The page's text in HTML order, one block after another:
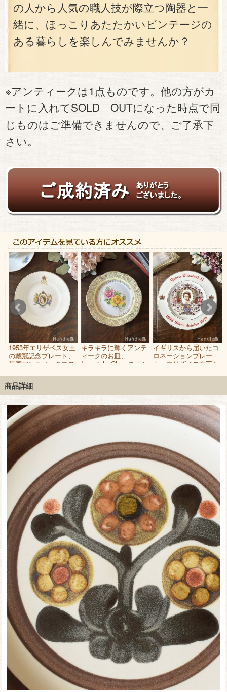
の人から人気の職人技が際立つ陶器と一
緒に、ほっこりあたたかいビンテージの
ある暮らしを楽しんでみませんか？
※アンティークは1点ものです。他の方がカ
ートに入れてSOLD OUTになった時点で同
じものはご準備できませんので、ご了承下
さい。
1953年エリザベス女王
の戴冠記念プレート、
英国アンティークコロ
キラキラに輝くアンテ
ィークのお皿、
Imperial Chinaのオシ
イギリスから届いたコ
ロネーションプレー
ト、エリザベス女王シ
年
商品詳細